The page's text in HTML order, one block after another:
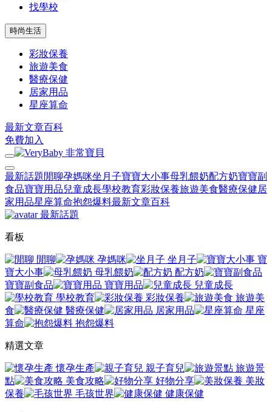
找學校
時尚生活
彩妝保養
旅遊美食
醫療保健
居家用品
星座算命
最新文章百科
免費加入
最新話題 閒聊孕媽咪坐月子寶寶大小事母乳餵奶配方奶寶寶副
食品寶寶用品兒童成長學校教育彩妝保養旅遊美食醫療保健居
家用品星座算命抱怨爆料最新文章百科
最新話題
看板
閒聊 孕媽咪 坐月子
寶
寶大小事
母乳餵奶
配方奶
寶寶副食品
寶寶用品
兒童成長
學校教育
彩妝保養
旅遊美
食
醫療保健 居家用品
星座
算命
抱怨爆料
精選文章
懷孕生產 親子育兒
旅遊景
點
美食攻略 好物分享
美妝
保養
毛孩世界 健康保健